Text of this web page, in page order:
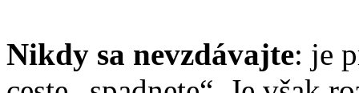
Nikdy sa nevzdávajte: je